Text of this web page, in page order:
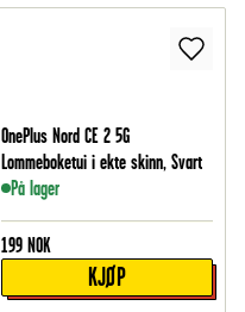
OnePlus Nord CE 2 5G
Lommeboketui i ekte skinn, Svart
På lager
199 NOK
KJØP